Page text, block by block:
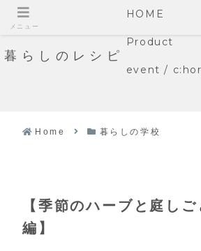
暮らしのレシピ
HOME
Product
event /
Home 暮らしの学校
【季節のハーブと庭し
編】
メニュー